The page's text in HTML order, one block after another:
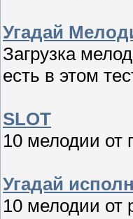
Угадай
Загрузка
есть в этом
SLOT
10 мелодии от
Угадай
10 мелодии от